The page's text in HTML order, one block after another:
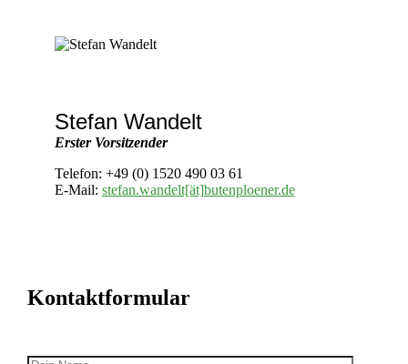
Stefan Wandelt
Erster Vorsitzender
Telefon: +49 (0) 1520 490 03 61
E-Mail: stefan.wandelt[ät]butenploener.de
Kontaktformular